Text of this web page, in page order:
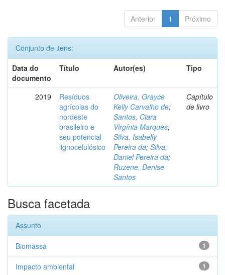
Anterior 1 Próximo
Conjunto de itens:
Data do
documento
Título Autor(es) Tipo
2019
Resíduos
agrícolas do
nordeste
brasileiro e
seu potencial
lignocelulósico
Oliveira, Grayce
Kelly Carvalho de;
Santos, Clara
Virgínia Marques;
Silva, Isabelly
Pereira da; Silva,
Daniel Pereira da;
Ruzene, Denise
Santos
Capítulo
de livro
Busca facetada
Assunto
1
Biomassa
1
Impacto ambiental